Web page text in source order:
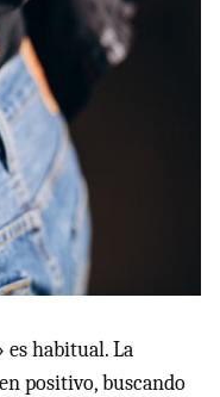
habitual. La
positivo, buscando